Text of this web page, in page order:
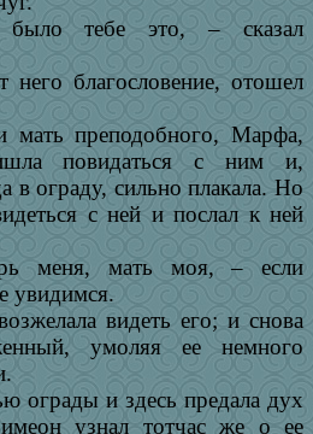
тебе это, – сказал
благословение, отошел
преподобного, Марфа,
повидаться с ним и,
в ограду, сильно плакала. Но
с ней и послал к ней
меня, мать моя, – если
увидимся.
видеть его; и снова
умоляя ее немного
ограды и здесь предала дух
узнал тотчас же о ее